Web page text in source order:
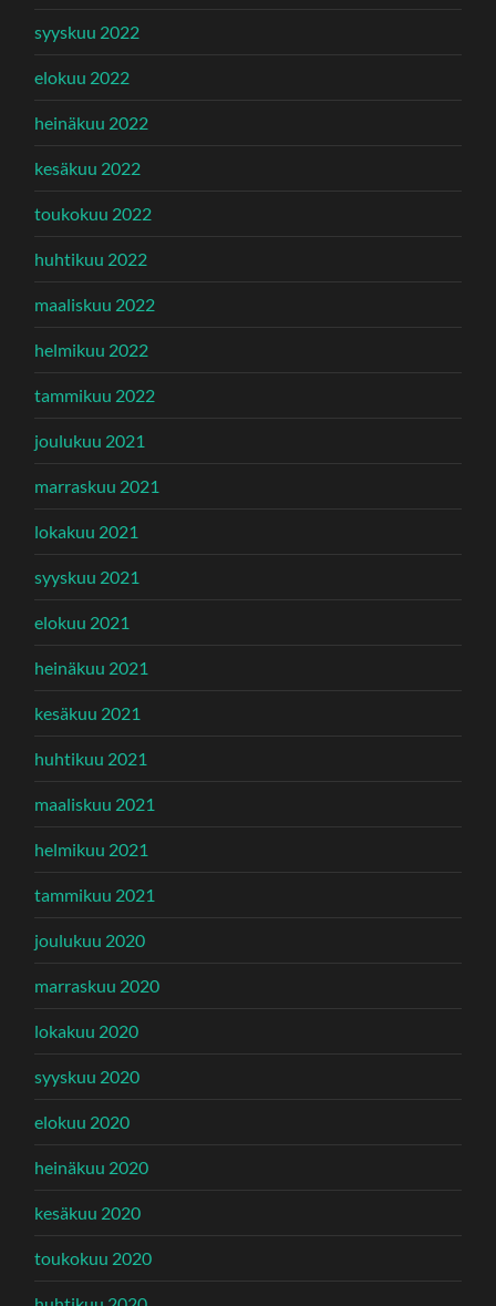
syyskuu 2022
elokuu 2022
heinäkuu 2022
kesäkuu 2022
toukokuu 2022
huhtikuu 2022
maaliskuu 2022
helmikuu 2022
tammikuu 2022
joulukuu 2021
marraskuu 2021
lokakuu 2021
syyskuu 2021
elokuu 2021
heinäkuu 2021
kesäkuu 2021
huhtikuu 2021
maaliskuu 2021
helmikuu 2021
tammikuu 2021
joulukuu 2020
marraskuu 2020
lokakuu 2020
syyskuu 2020
elokuu 2020
heinäkuu 2020
kesäkuu 2020
toukokuu 2020